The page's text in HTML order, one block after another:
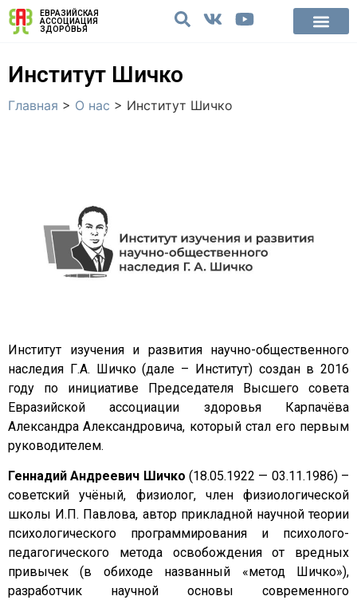
ЕВРАЗИЙСКАЯ
АССОЦИАЦИЯ
ЗДОРОВЬЯ
Институт Шичко
Главная > О нас > Институт Шичко
Институт изучения и развития научно-общественного
наследия Г.А. Шичко (дале – Институт) создан в 2016
году по инициативе Председателя Высшего совета
Евразийской ассоциации здоровья Карпачёва
Александра Александровича, который стал его первым
руководителем.
Геннадий Андреевич Шичко (18.05.1922 — 03.11.1986) –
советский учёный, физиолог, член физиологической
школы И.П. Павлова, автор прикладной научной теории
психологического программирования и психолого-
педагогического метода освобождения от вредных
привычек (в обиходе названный «метод Шичко»),
разработчик научной основы современного